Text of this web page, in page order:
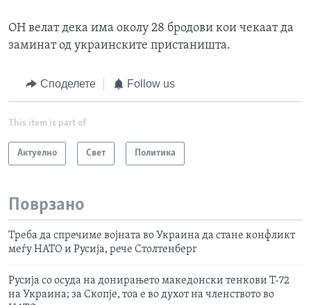
ОН велат дека има околу 28 бродови кои чекаат да
заминат од украинските пристаништа.
Споделете Follow us
This item is part of
Актуелно Свет Политика
Поврзано
Треба да спречиме војната во Украина да стане конфликт
меѓу НАТО и Русија, рече Столтенберг
Русија со осуда на донирањето македонски тенкови Т-72
на Украина; за Скопје, тоа е во духот на членството во